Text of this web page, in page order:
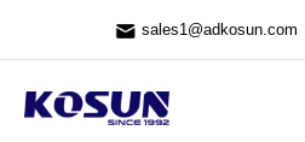
sales1@adkosun.com